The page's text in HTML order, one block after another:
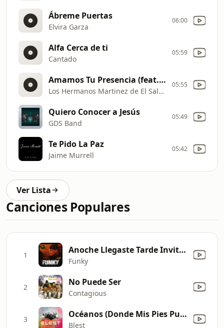
Ábreme Puertas
Elvira Garza
06:00
Alfa Cerca de ti
Cantado
05:59
Amamos Tu Presencia (feat. Isaias Perez)
Los Hermanos Martinez de El Salvador
05:55
Quiero Conocer a Jesús
GDS Band
05:49
Te Pido La Paz
Jaime Murrell
05:42
Ver Lista
Canciones Populares
1 Anoche Llegaste Tarde Invitado: Roberto Orellana
Funky
2 No Puede Ser
Contagious
3 Océanos (Donde Mis Pies Pueden Fallar)
Blest